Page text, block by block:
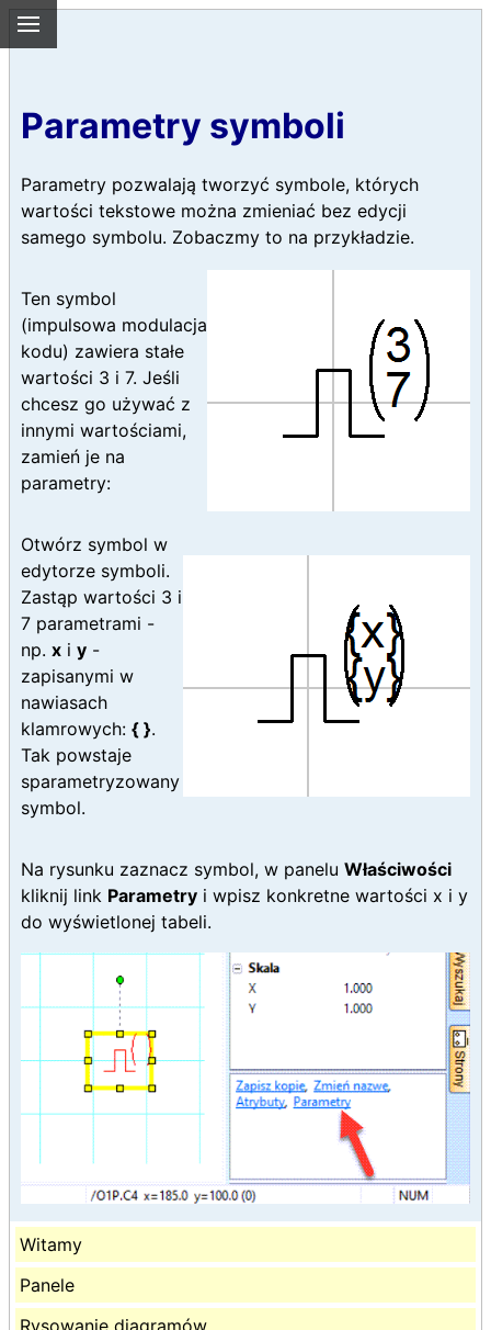
Parametry symboli
Parametry pozwalają tworzyć symbole, których
wartości tekstowe można zmieniać bez edycji
samego symbolu. Zobaczmy to na przykładzie.
Ten symbol
(impulsowa modulacja
kodu) zawiera stałe
wartości 3 i 7. Jeśli
chcesz go używać z
innymi wartościami,
zamień je na
parametry:
Otwórz symbol w
edytorze symboli.
Zastąp wartości 3 i
7 parametrami -
np. x i y -
zapisanymi w
nawiasach
klamrowych: { }.
Tak powstaje
sparametryzowany
symbol.
Na rysunku zaznacz symbol, w panelu Właściwości
kliknij link Parametry i wpisz konkretne wartości x i y
do wyświetlonej tabeli.
Witamy
Panele
Rysowanie diagramów